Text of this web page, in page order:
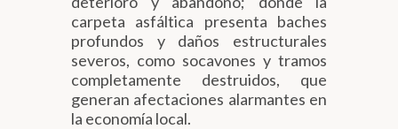
carpeta asfáltica presenta baches
profundos y daños estructurales
severos, como socavones y tramos
completamente destruidos, que
generan afectaciones alarmantes en
la economía local.